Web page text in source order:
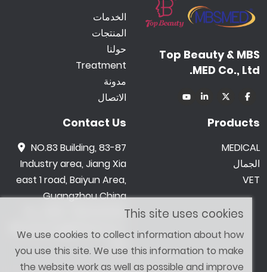
Top Beauty & MBS
MED Co., Ltd.
الخدمات
المنتجات
حولنا
Treatment
مدونة
الاتصال
Products
MEDICAL
الجمال
VET
Contact Us
NO.83 Building, 83-87
Industry area, Jiang Xia
east 1 road, Baiyun Area,
Guangzhou China
0086 -18602015159
jetwong@tbbeauty.c
This site uses cookies
We use cookies to collect information about how
you use this site. We use this information to make
the website work as well as possible and improve